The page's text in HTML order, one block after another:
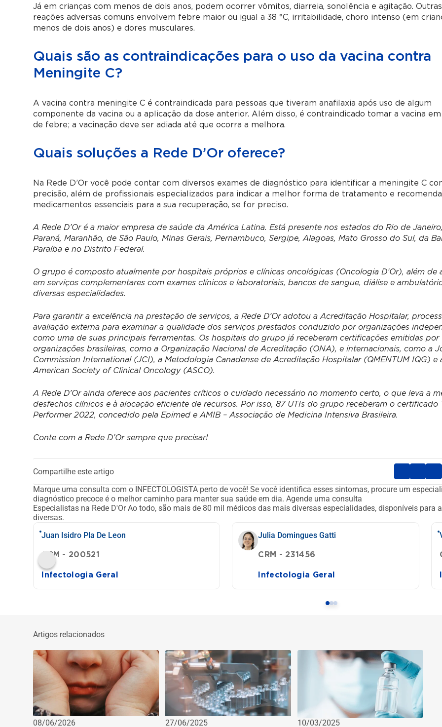
Já em crianças com menos de dois anos, podem ocorrer vômitos, diarreia, sonolência e agitação. Outras
reações adversas comuns envolvem febre maior ou igual a 38 °C, irritabilidade, choro intenso (em
menos de dois anos) e dores musculares.
Quais são as contraindicações para o uso da vacina contra
Meningite C?
A vacina contra meningite C é contraindicada para pessoas que tiveram anafilaxia após uso de algum
componente da vacina ou a aplicação da dose anterior. Além disso, é contraindicado tomar a vacina em
de febre; a vacinação deve ser adiada até que ocorra a melhora.
Quais soluções a Rede D’Or oferece?
Na Rede D’Or você pode contar com diversos exames de diagnóstico para identificar a meningite C
precisão, além de profissionais especializados para indicar a melhor forma de tratamento e
medicamentos essenciais para a sua recuperação, se for preciso.
A Rede D’Or é a maior empresa de saúde da América Latina. Está presente nos estados do Rio de
Paraná, Maranhão, de São Paulo, Minas Gerais, Pernambuco, Sergipe, Alagoas, Mato Grosso do Sul, da
Paraíba e no Distrito Federal.
O grupo é composto atualmente por hospitais próprios e clínicas oncológicas (Oncologia D’Or), além de
em serviços complementares com exames clínicos e laboratoriais, bancos de sangue, diálise e
diversas especialidades.
Para garantir a excelência na prestação de serviços, a Rede D’Or adotou a Acreditação Hospitalar,
avaliação externa para examinar a qualidade dos serviços prestados conduzido por organizações
como uma de suas principais ferramentas. Os hospitais do grupo já receberam certificações emitidas por
organizações brasileiras, como a Organização Nacional de Acreditação (ONA), e internacionais, como a
Commission International (JCI), a Metodologia Canadense de Acreditação Hospitalar (QMENTUM IQG) e
American Society of Clinical Oncology (ASCO).
A Rede D’Or ainda oferece aos pacientes críticos o cuidado necessário no momento certo, o que leva a
desfechos clínicos e à alocação eficiente de recursos. Por isso, 87 UTIs do grupo receberam o certificado
Performer 2022, concedido pela Epimed e AMIB – Associação de Medicina Intensiva Brasileira.
Conte com a Rede D’Or sempre que precisar!
Compartilhe este artigo
Marque uma consulta com o INFECTOLOGISTA perto de você!Se você identifica esses sintomas, procure um
diagnóstico precoce é o melhor caminho para manter sua saúde em dia.Agende uma consulta
Especialistas na Rede D'OrAo todo, são mais de 80 mil médicos das mais diversas especialidades, disponíveis
diversas.
Juan Isidro Pla De Leon
CRM - 200521
Infectologia Geral
Julia Domingues Gatti
CRM - 231456
Infectologia Geral
Artigos relacionados
08/06/2026 27/06/2025 10/03/2025